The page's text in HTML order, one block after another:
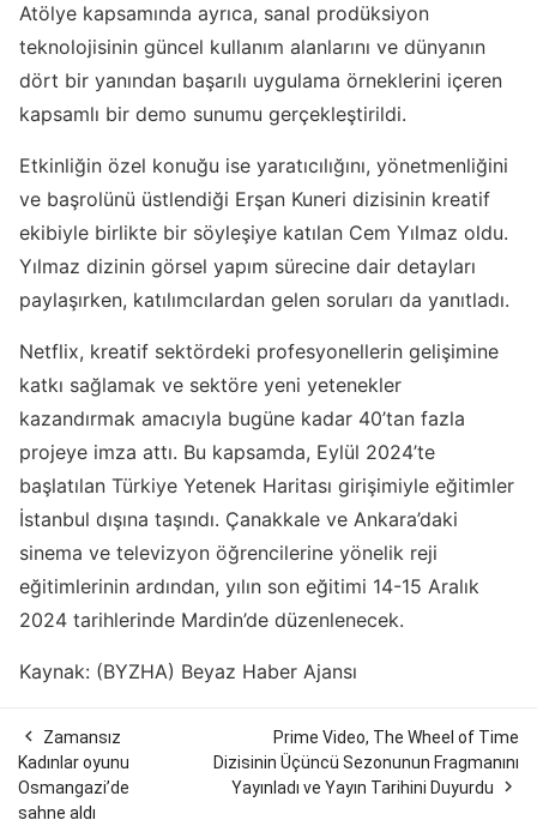
Atölye kapsamında ayrıca, sanal prodüksiyon
teknolojisinin güncel kullanım alanlarını ve dünyanın
dört bir yanından başarılı uygulama örneklerini içeren
kapsamlı bir demo sunumu gerçekleştirildi.
Etkinliğin özel konuğu ise yaratıcılığını, yönetmenliğini
ve başrolünü üstlendiği Erşan Kuneri dizisinin kreatif
ekibiyle birlikte bir söyleşiye katılan Cem Yılmaz oldu.
Yılmaz dizinin görsel yapım sürecine dair detayları
paylaşırken, katılımcılardan gelen soruları da yanıtladı.
Netflix, kreatif sektördeki profesyonellerin gelişimine
katkı sağlamak ve sektöre yeni yetenekler
kazandırmak amacıyla bugüne kadar 40’tan fazla
projeye imza attı. Bu kapsamda, Eylül 2024’te
başlatılan Türkiye Yetenek Haritası girişimiyle eğitimler
İstanbul dışına taşındı. Çanakkale ve Ankara’daki
sinema ve televizyon öğrencilerine yönelik reji
eğitimlerinin ardından, yılın son eğitimi 14-15 Aralık
2024 tarihlerinde Mardin’de düzenlenecek.
Kaynak: (BYZHA) Beyaz Haber Ajansı

Zamansız
Kadınlar oyunu
Osmangazi’de
sahne aldı
Prime Video, The Wheel of Time
Dizisinin Üçüncü Sezonunun Fragmanını
Yayınladı ve Yayın Tarihini Duyurdu
